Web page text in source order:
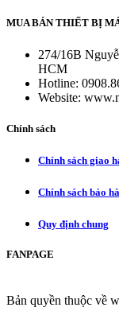
MUA BÁN THIẾT BỊ
274/16B
HCM
Hotline:
Website:
Chính sách
Chính sách giao
Chính sách bảo
Quy định chung
FANPAGE
Bản quyền thuộc về